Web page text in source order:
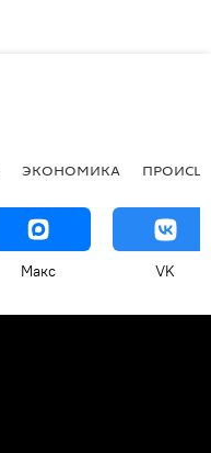
ЭКОНОМИКА
Макс VK